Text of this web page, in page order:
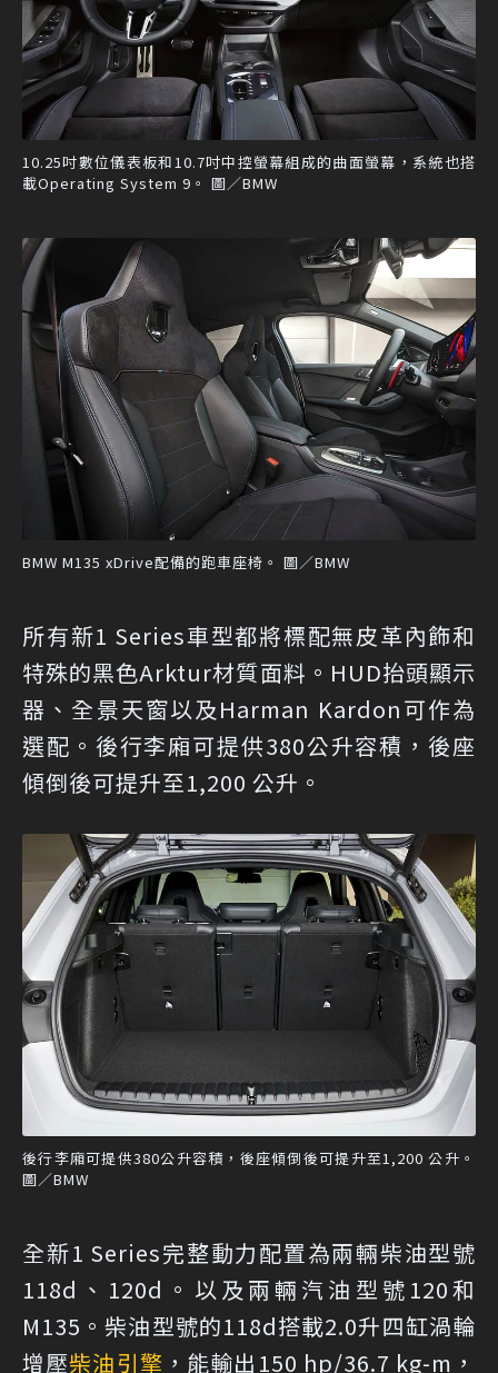
10.25吋數位儀表板和10.7吋中控螢幕組成的曲面螢幕，系統也搭
載Operating System 9。 圖／BMW
BMW M135 xDrive配備的跑車座椅。 圖／BMW
所有新1 Series車型都將標配無皮革內飾和
特殊的黑色Arktur材質面料。HUD抬頭顯示
器、全景天窗以及Harman Kardon可作為
選配。後行李廂可提供380公升容積，後座
傾倒後可提升至1,200 公升。
後行李廂可提供380公升容積，後座傾倒後可提升至1,200 公升。
圖／BMW
全新1 Series完整動力配置為兩輛柴油型號
118d、120d。以及兩輛汽油型號120和
M135。柴油型號的118d搭載2.0升四缸渦輪
增壓柴油引擎 ，能輸出150 hp/36.7 kg-m，